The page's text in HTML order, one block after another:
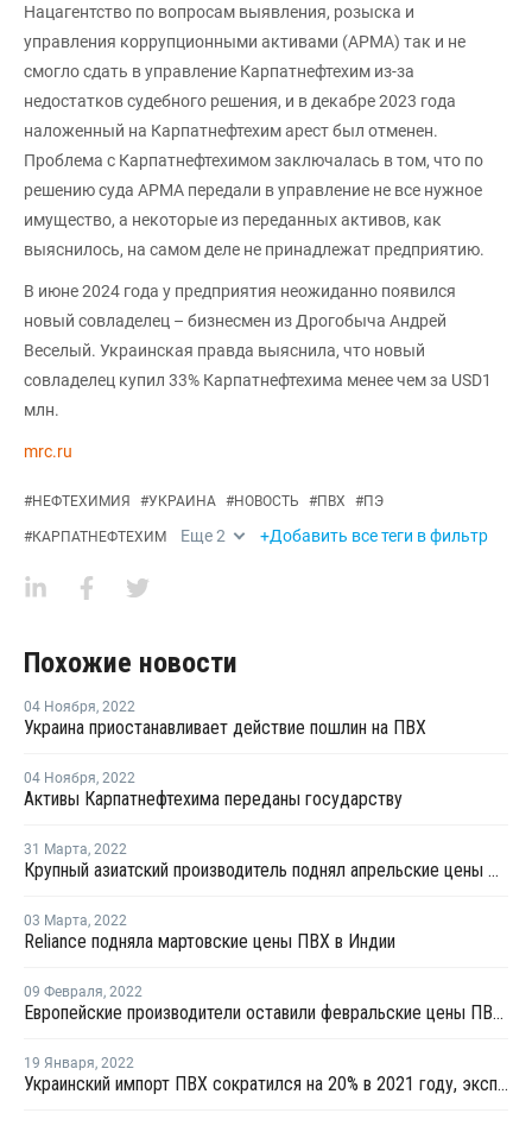
Нацагентство по вопросам выявления, розыска и
управления коррупционными активами (АРМА) так и не
смогло сдать в управление Карпатнефтехим из-за
недостатков судебного решения, и в декабре 2023 года
наложенный на Карпатнефтехим арест был отменен.
Проблема с Карпатнефтехимом заключалась в том, что по
решению суда АРМА передали в управление не все нужное
имущество, а некоторые из переданных активов, как
выяснилось, на самом деле не принадлежат предприятию.
В июне 2024 года у предприятия неожиданно появился
новый совладелец – бизнесмен из Дрогобыча Андрей
Веселый. Украинская правда выяснила, что новый
совладелец купил 33% Карпатнефтехима менее чем за USD1
млн.
mrc.ru
#НЕФТЕХИМИЯ #УКРАИНА #НОВОСТЬ #ПВХ #ПЭ
#КАРПАТНЕФТЕХИМ Еще2 +Добавить все теги в фильтр
Похожие новости
04 Ноября, 2022
Украина приостанавливает действие пошлин на ПВХ
04 Ноября, 2022
Активы Карпатнефтехима переданы государству
31 Марта, 2022
Крупный азиатский производитель поднял апрельские цены ПВХ для Китая на USD80 за тонну
03 Марта, 2022
Reliance подняла мартовские цены ПВХ в Индии
09 Февраля, 2022
Европейские производители оставили февральские цены ПВХ для рынков стран СНГ на уровне января
19 Января, 2022
Украинский импорт ПВХ сократился на 20% в 2021 году, экспорт вырос на 23%